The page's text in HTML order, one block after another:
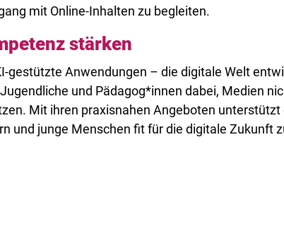
mit Online-Inhalten zu begleiten.
stärken
gestützte Anwendungen – die digitale Welt
und Pädagog*innen dabei, Medien
Mit ihren praxisnahen Angeboten
und junge Menschen fit für die digitale Zukunft